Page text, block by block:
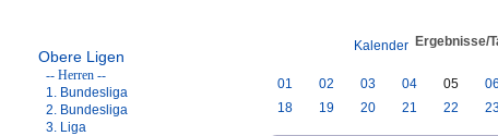
Obere Ligen
-- Herren --
1. Bundesliga
2. Bundesliga
3. Liga
Kalender Ergebnisse/
01 02 03 04 05 06
18
19 20 21 22